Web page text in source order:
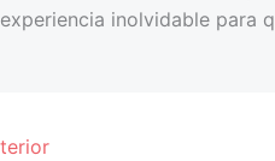
inolvidable para